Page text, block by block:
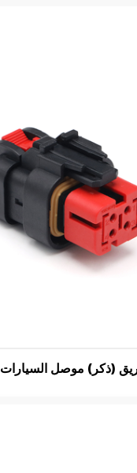
الطريق (ذكر) موصل السيارات